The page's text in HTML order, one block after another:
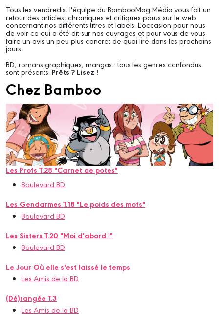
Tous les vendredis, l'équipe du BambooMag Média vous fait un
retour des articles, chroniques et critiques parus sur le web
concernant nos différents titres et labels. L'occasion pour nous
de voir ce qui a été dit sur nos ouvrages et pour vous de vous
faire un avis un peu plus concret de quoi lire dans les prochains
jours.
BD, romans graphiques, mangas : tous les genres confondus
sont présents. Prêts ? Lisez !
Chez Bamboo
Les Profs T.28 "Carnet de potes"
Boulevard BD
Les Gendarmes T.18 "Le poids des mots"
Boulevard BD
Les Sisters T.20 "Moi d'abord !"
Boulevard BD
Le Jour Où elle s'est laissé le temps
Les Amis de la BD
(Dé)rangée T.3
Les Amis de la BD